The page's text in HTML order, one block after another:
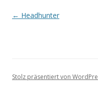
Beitrags-
← Headhunter
Stolz präsentiert von